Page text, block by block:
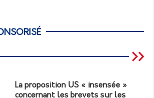
La proposition US « insensée »
concernant les brevets sur les